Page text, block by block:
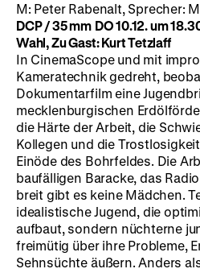
M: Peter Rabenalt, Sprecher:
DCP / 35 mm DO 10.12. um
Wahl, Zu Gast: Kurt Tetzlaff
In CinemaScope und mit
Kameratechnik gedreht,
Dokumentarfilm eine
mecklenburgischen
die Härte der Arbeit, die
Kollegen und die
Einöde des Bohrfeldes. Die
baufälligen Baracke, das
breit gibt es keine Mädchen.
idealistische Jugend, die
aufbaut, sondern nüchterne
freimütig über ihre Probleme,
Sehnsüchte äußern. Anders